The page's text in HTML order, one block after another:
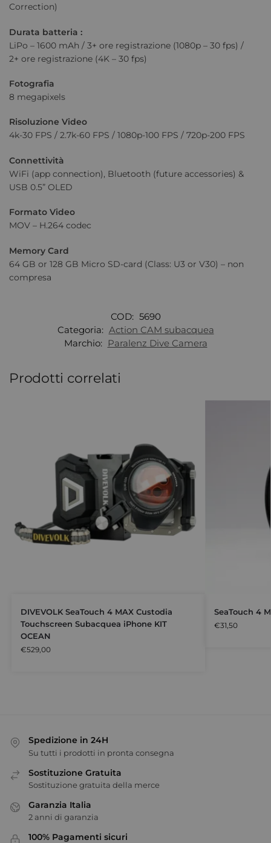
Correction)
Durata batteria :
LiPo – 1600 mAh / 3+ ore registrazione (1080p – 30 fps) /
2+ ore registrazione (4K – 30 fps)
Fotografia
8 megapixels
Risoluzione Video
4k-30 FPS / 2.7k-60 FPS / 1080p-100 FPS / 720p-200 FPS
Connettività
WiFi (app connection), Bluetooth (future accessories) &
USB 0.5” OLED
Formato Video
MOV – H.264 codec
Memory Card
64 GB or 128 GB Micro SD-card (Class: U3 or V30) – non
compresa
COD: 5690
Categoria: Action CAM subacquea
Marchio: Paralenz Dive Camera
Prodotti correlati
DIVEVOLK SeaTouch 4 MAX Custodia
Touchscreen Subacquea iPhone KIT
OCEAN
€529,00
SeaTouch 4
€31,50
Spedizione in 24H
Su tutti i prodotti in pronta consegna
Sostituzione Gratuita
Sostituzione gratuita della merce
Garanzia Italia
2 anni di garanzia
100% Pagamenti sicuri